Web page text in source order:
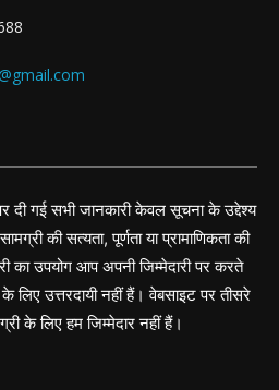
दी गई सभी जानकारी केवल सूचना के उद्देश्य
की सत्यता, पूर्णता या प्रामाणिकता की
का उपयोग आप अपनी जिम्मेदारी पर करते
लिए उत्तरदायी नहीं हैं। वेबसाइट पर तीसरे
के लिए हम जिम्मेदार नहीं हैं।